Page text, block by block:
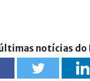
notícias do